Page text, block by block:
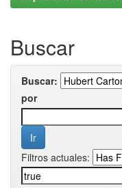
Buscar
Buscar:
por
Filtros actuales: